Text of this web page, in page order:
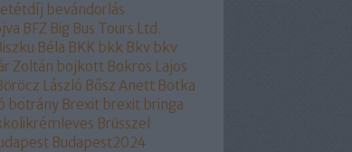
bevándorlás
BFZ Big Bus Tours Ltd.
Béla BKK bkk Bkv bkv
Zoltán bojkott Bokros Lajos
László Bősz Anett Botka
botrány Brexit brexit bringa
Brüsszel
Budapest2024